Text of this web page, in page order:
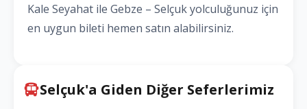
Kale Seyahat ile Gebze – Selçuk yolculuğunuz için
en uygun bileti hemen satın alabilirsiniz.
Selçuk'a Giden Diğer Seferlerimiz